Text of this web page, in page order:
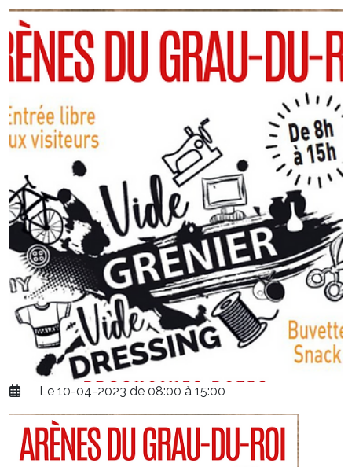
Le 10-04-2023 de 08:00 à 15:00